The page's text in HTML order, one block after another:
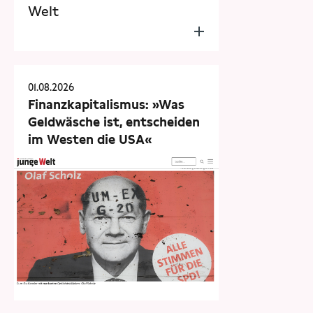
Welt
01.08.2026
Finanzkapitalismus: »Was
Geldwäsche ist, entscheiden
im Westen die USA«